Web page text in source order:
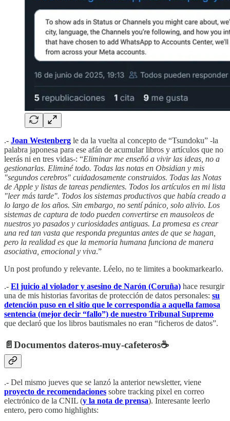
.- Joan Westenberg le da la vuelta al concepto de “Tsundoku” -la
palabra japonesa para ese afán de acumular libros y artículos que no
leerás ni en tres vidas-: “Eliminar me enseñó a vivir las ideas, no a
gestionarlas. Eliminé todo. Todas las notas en Obsidian y mis
"segundos cerebros" cuidadosamente construidos. Todas las Notas
de Apple y listas de tareas pendientes. Todos los artículos en mi lista
"leer más tarde". Todos los sistemas productivos que había creado a
lo largo de los años. Sin embargo, no sentí pánico, solo alivio. Los
sistemas de captura de todo pueden convertirse en mausoleos de
nuestros yo pasados y curiosidades antiguas. La promesa es crear
una red tan vasta que responda preguntas antes de que se hagan,
pero la realidad es que la memoria humana funciona de manera
asociativa, emocional y viva.”
Un post profundo y relevante. Léelo, no te limites a bookmarkearlo.
.- El juicio al violador y asesino de Narón (Coruña) hace resurgir
una de mis historias favoritas de protección de datos personales: su
detención puso en el sitio que le correspondía a aquella famosa
sentencia (mejor decir “fallo”) de nuestro Tribunal Supremo
que declaró que los libros bautismales no eran “ficheros de datos”.
📄 Documentos dateros-muy-cafeteros☕️
.- Del mismo jueves que se lanzó la anterior newsletter, viene
proyecto de recomendaciones sobre tracking pixel en correo
electrónico de la CNIL (y la nota de prensa). Interesante leerlo
entero, pero como highlights: